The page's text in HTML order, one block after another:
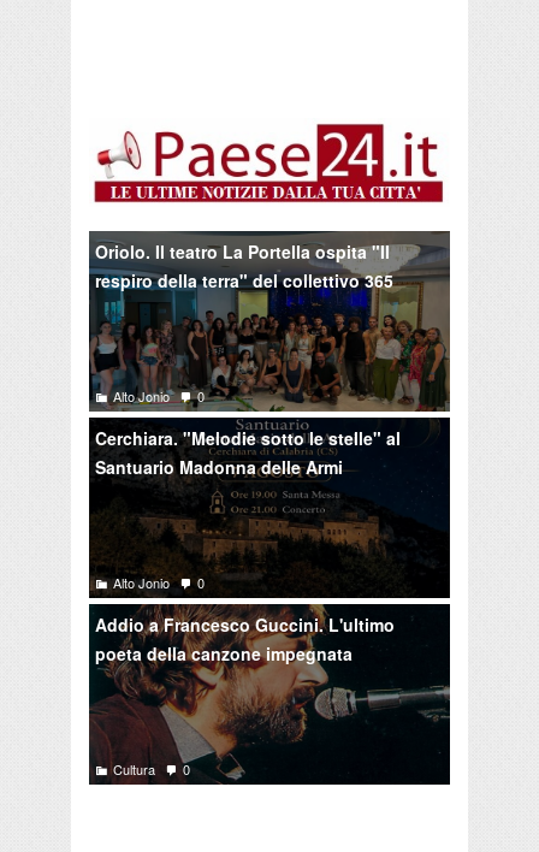
Oriolo. Il teatro La Portella ospita "Il
respiro della terra" del collettivo 365
Alto Jonio 0
Cerchiara. "Melodie sotto le stelle" al
Santuario Madonna delle Armi
Alto Jonio 0
Addio a Francesco Guccini. L'ultimo
poeta della canzone impegnata
Cultura 0